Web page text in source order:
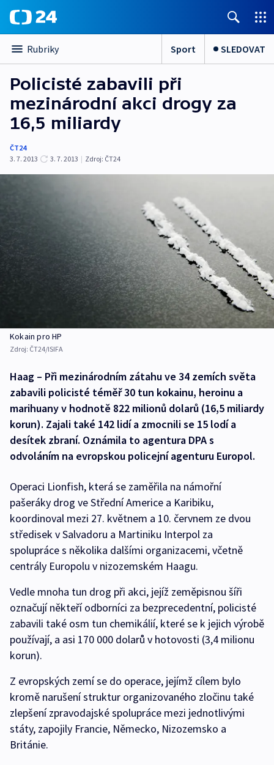
Rubriky Sport SLEDOVAT
Policisté zabavili při
mezinárodní akci drogy za
16,5 miliardy
ČT24
3. 7. 2013
3. 7. 2013 | Zdroj: ČT24
Kokain pro HP
Zdroj: ČT24/ISIFA
Haag – Při mezinárodním zátahu ve 34 zemích světa
zabavili policisté téměř 30 tun kokainu, heroinu a
marihuany v hodnotě 822 milionů dolarů (16,5 miliardy
korun). Zajali také 142 lidí a zmocnili se 15 lodí a
desítek zbraní. Oznámila to agentura DPA s
odvoláním na evropskou policejní agenturu Europol.
Operaci Lionfish, která se zaměřila na námořní
pašeráky drog ve Střední Americe a Karibiku,
koordinoval mezi 27. květnem a 10. červnem ze dvou
středisek v Salvadoru a Martiniku Interpol za
spolupráce s několika dalšími organizacemi, včetně
centrály Europolu v nizozemském Haagu.
Vedle mnoha tun drog při akci, jejíž zeměpisnou šíři
označují někteří odborníci za bezprecedentní, policisté
zabavili také osm tun chemikálií, které se k jejich výrobě
používají, a asi 170 000 dolarů v hotovosti (3,4 milionu
korun).
Z evropských zemí se do operace, jejímž cílem bylo
kromě narušení struktur organizovaného zločinu také
zlepšení zpravodajské spolupráce mezi jednotlivými
státy, zapojily Francie, Německo, Nizozemsko a
Británie.